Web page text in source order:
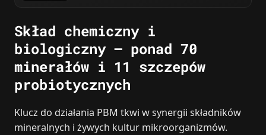
Skład chemiczny i
biologiczny – ponad 70
minerałów i 11 szczepów
probiotycznych
Klucz do działania PBM tkwi w synergii składników
mineralnych i żywych kultur mikroorganizmów.